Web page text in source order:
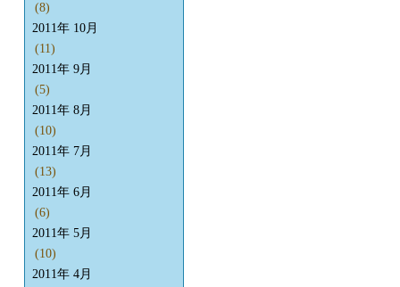
(8)
2011年 10月
(11)
2011年 9月
(5)
2011年 8月
(10)
2011年 7月
(13)
2011年 6月
(6)
2011年 5月
(10)
2011年 4月